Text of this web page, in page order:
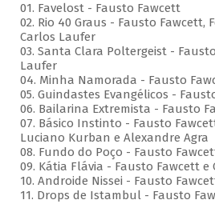
01. Favelost - Fausto Fawcett
02. Rio 40 Graus - Fausto Fawcett,
Carlos Laufer
03. Santa Clara Poltergeist -
Laufer
04. Minha Namorada - Fausto
05. Guindastes Evangélicos -
06. Bailarina Extremista - Fausto
07. Básico Instinto - Fausto
Luciano Kurban e Alexandre Agra
08. Fundo do Poço - Fausto
09. Kátia Flávia - Fausto Fawcett e
10. Androide Nissei - Fausto
11. Drops de Istambul - Fausto